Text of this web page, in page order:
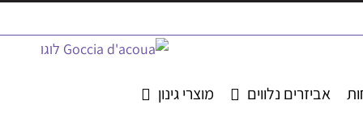
אביזרים נלווים מוצרי גינון